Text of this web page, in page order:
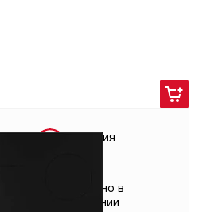
Гарантия
Сделано в
Словении